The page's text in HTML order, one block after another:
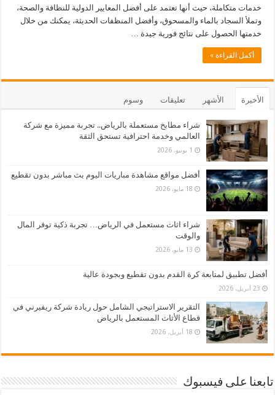
خدمات متكاملة، حيث أنها تعتمد على أفضل المعايير الدولية للنظافة والصحة،
وتملأ السجاد بالماء والمسحوق، وأفضل المنظفات الحديثة، يمكنك من خلال
خدمتها الحصول على نتائج فورية جيدة …
أكمل القراءة »
الأخيرة الأشهر تعليقات وسوم
شراء مطابخ مستعملة بالرياض.. تجربة مميزة مع شركة
العالمي وخدمة احترافية تستحق الثقة
1 يونيو، 2026
أفضل مواقع مشاهدة مباريات اليوم بث مباشر بدون تقطيع
18 مايو، 2026
شراء اثاث مستعمل في الرياض… تجربة ذكية توفر المال
والوقت
13 مايو، 2026
أفضل تطبيق لمتابعة كرة القدم بدون تقطيع وبجودة عالية
23 أبريل، 2026
التقرير الاستراتيجي الشامل حول ريادة شركة ريفيرني في
قطاع الأثاث المستعمل بالرياض
18 أبريل، 2026
تابعنا على فيسبوك